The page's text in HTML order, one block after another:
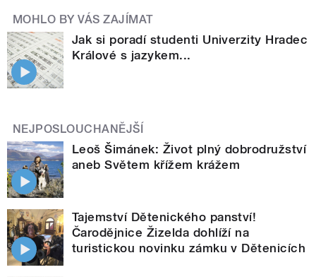
MOHLO BY VÁS ZAJÍMAT
Jak si poradí studenti Univerzity Hradec
Králové s jazykem...
NEJPOSLOUCHANĚJŠÍ
Leoš Šimánek: Život plný dobrodružství
aneb Světem křížem krážem
Tajemství Dětenického panství!
Čarodějnice Žizelda dohlíží na
turistickou novinku zámku v Dětenicích